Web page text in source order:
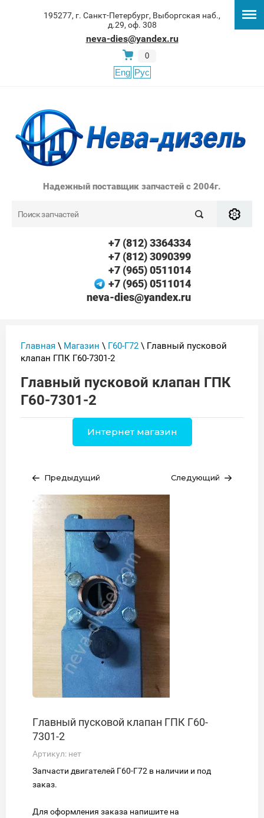
195277, г. Санкт-Петербург, Выборгская наб.,
д.29, оф. 308
neva-dies@yandex.ru
0
Eng Рус
Надежный поставщик запчастей с 2004г.
+7 (812) 3364334
+7 (812) 3090399
+7 (965) 0511014
+7 (965) 0511014
neva-dies@yandex.ru
Главная \ Магазин \ Г60-Г72 \ Главный пусковой
клапан ГПК Г60-7301-2
Главный пусковой клапан ГПК
Г60-7301-2
Интернет магазин
Предыдущий Следующий
Главный пусковой клапан ГПК Г60-
7301-2
Артикул: нет
Запчасти двигателей Г60-Г72 в наличии и под
заказ.
Для оформления заказа напишите на